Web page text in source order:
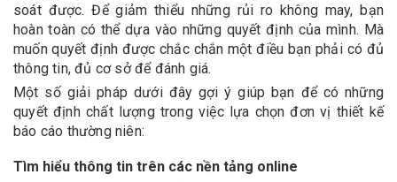
soát được. Để giảm thiểu những rủi ro không may, bạn
hoàn toàn có thể dựa vào những quyết định của mình. Mà
muốn quyết định được chắc chắn một điều bạn phải có đủ
thông tin, đủ cơ sở để đánh giá.
Một số giải pháp dưới đây gợi ý giúp bạn để có những
quyết định chất lượng trong việc lựa chọn đơn vị thiết kế
báo cáo thường niên:
Tìm hiểu thông tin trên các nền tảng online